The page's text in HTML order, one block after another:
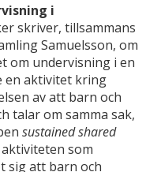
i
skriver, tillsammans
Samuelsson, om
om undervisning i en
en aktivitet kring
av att barn och
talar om samma sak,
sustained shared
aktiviteten som
sig att barn och